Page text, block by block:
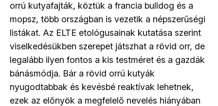
orrú kutyafajták, köztük a francia bulldog és a
mopsz, több országban is vezetik a népszerűségi
listákat. Az ELTE etológusainak kutatása szerint
viselkedésükben szerepet játszhat a rövid orr, de
legalább ilyen fontos a kis testméret és a gazdák
bánásmódja. Bár a rövid orrú kutyák
nyugodtabbak és kevésbé reaktívak lehetnek,
ezek az előnyök a megfelelő nevelés hiányában